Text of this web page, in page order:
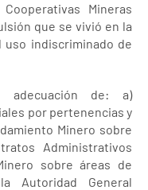
Mineras
que se vivió en la
uso indiscriminado de
adecuación de: a)
por pertenencias y
Minero sobre
Administrativos
sobre áreas de
Autoridad General